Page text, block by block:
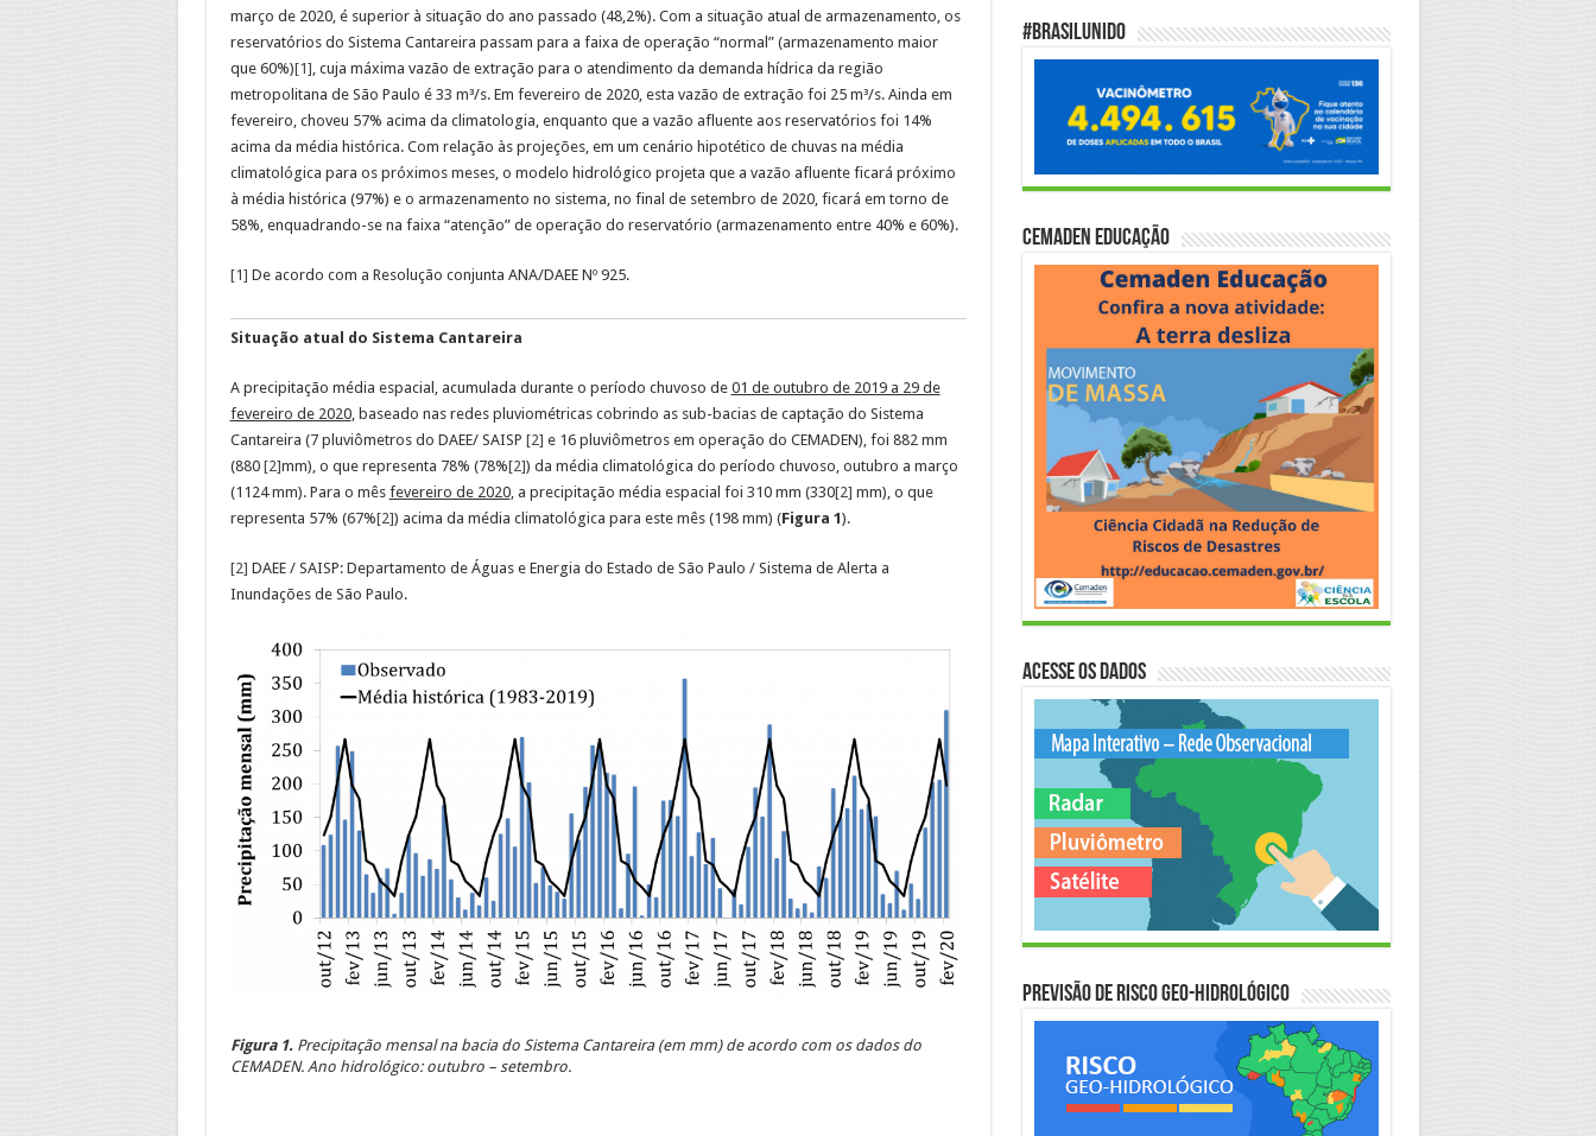
março de 2020, é superior à situação do ano passado (48,2%). Com a situação atual de armazenamento, os
reservatórios do Sistema Cantareira passam para a faixa de operação “normal” (armazenamento maior
que 60%)[1], cuja máxima vazão de extração para o atendimento da demanda hídrica da região
metropolitana de São Paulo é 33 m³/s. Em fevereiro de 2020, esta vazão de extração foi 25 m³/s. Ainda em
fevereiro, choveu 57% acima da climatologia, enquanto que a vazão afluente aos reservatórios foi 14%
acima da média histórica. Com relação às projeções, em um cenário hipotético de chuvas na média
climatológica para os próximos meses, o modelo hidrológico projeta que a vazão afluente ficará próximo
à média histórica (97%) e o armazenamento no sistema, no final de setembro de 2020, ficará em torno de
58%, enquadrando-se na faixa “atenção” de operação do reservatório (armazenamento entre 40% e 60%).
[1] De acordo com a Resolução conjunta ANA/DAEE Nº 925.
Situação atual do Sistema Cantareira
A precipitação média espacial, acumulada durante o período chuvoso de 01 de outubro de 2019 a 29 de
fevereiro de 2020, baseado nas redes pluviométricas cobrindo as sub-bacias de captação do Sistema
Cantareira (7 pluviômetros do DAEE/ SAISP [2] e 16 pluviômetros em operação do CEMADEN), foi 882 mm
(880 [2]mm), o que representa 78% (78%[2]) da média climatológica do período chuvoso, outubro a março
(1124 mm). Para o mês fevereiro de 2020, a precipitação média espacial foi 310 mm (330[2] mm), o que
representa 57% (67%[2]) acima da média climatológica para este mês (198 mm) (Figura 1).
[2] DAEE / SAISP: Departamento de Águas e Energia do Estado de São Paulo / Sistema de Alerta a
Inundações de São Paulo.
Figura 1.Precipitação mensal na bacia do Sistema Cantareira (em mm) de acordo com os dados do
CEMADEN. Ano hidrológico: outubro – setembro.
#BrasilUnido
Cemaden Educação
Acesse os Dados
Previsão de Risco Geo-Hidrológico